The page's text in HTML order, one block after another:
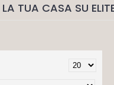
TUA CASA SU